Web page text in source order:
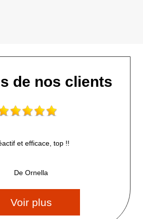
de nos clients
et efficace, top !!
De Ornella
Voir plus